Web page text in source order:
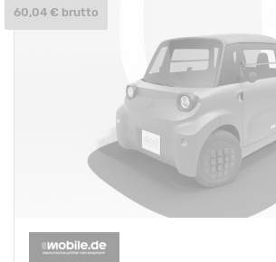
60,04 € brutto